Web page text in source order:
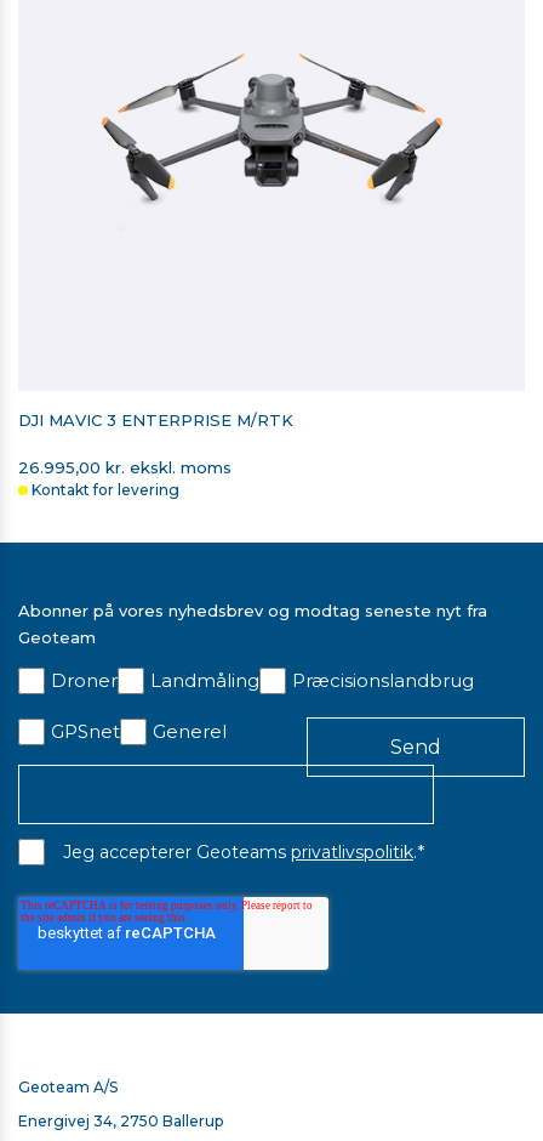
DJI MAVIC 3 ENTERPRISE M/RTK
26.995,00 kr. ekskl. moms
Kontakt for levering
Abonner på vores nyhedsbrev og modtag seneste nyt fra
Geoteam
Droner Landmåling Præcisionslandbrug
GPSnet Generel
Jeg accepterer Geoteams privatlivspolitik.*
Geoteam A/S
Energivej 34, 2750 Ballerup